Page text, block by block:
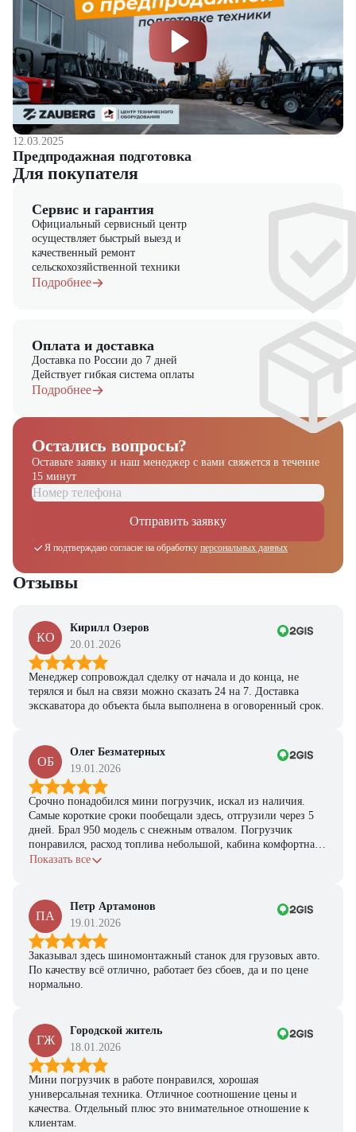
12.03.2025
Предпродажная подготовка
Для покупателя
Сервис и гарантия
Официальный сервисный центр
осуществляет быстрый выезд и
качественный ремонт
сельскохозяйственной техники
Подробнее
Оплата и доставка
Доставка по России до 7 дней
Действует гибкая система оплаты
Подробнее
Остались вопросы?
Оставьте заявку и наш менеджер с вами свяжется в течение
15 минут
Отправить заявку
Я подтверждаю согласие на обработку персональных данных
Отзывы
КО
Кирилл Озеров
20.01.2026
Менеджер сопровождал сделку от начала и до конца, не
терялся и был на связи можно сказать 24 на 7. Доставка
экскаватора до объекта была выполнена в оговоренный срок.
ОБ
Олег Безматерных
19.01.2026
Срочно понадобился мини погрузчик, искал из наличия.
Самые короткие сроки пообещали здесь, отгрузили через 5
дней. Брал 950 модель с снежным отвалом. Погрузчик
понравился, расход топлива небольшой, кабина комфортная,
с задачами справляется.
Показать все
ПА
Петр Артамонов
19.01.2026
Заказывал здесь шиномонтажный станок для грузовых авто.
По качеству всё отлично, работает без сбоев, да и по цене
нормально.
ГЖ
Городской житель
18.01.2026
Мини погрузчик в работе понравился, хорошая
универсальная техника. Отличное соотношение цены и
качества. Отдельный плюс это внимательное отношение к
клиентам.
Получите выгодное
предложение на спецтехнику
из наличия!
Ответьте на несколько вопросов — мы предоставим
персональную подборку моделей и лучшие условия
покупки